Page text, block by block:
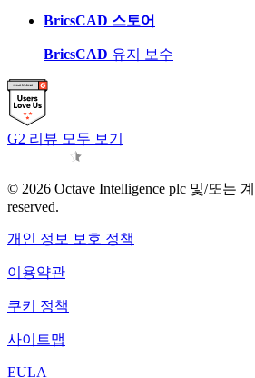
BricsCAD 스토어
BricsCAD 유지 보수
G2 리뷰 모두 보기
© 2026 Octave Intelligence plc 및/또는
reserved.
개인 정보 보호 정책
이용약관
쿠키 정책
사이트맵
EULA